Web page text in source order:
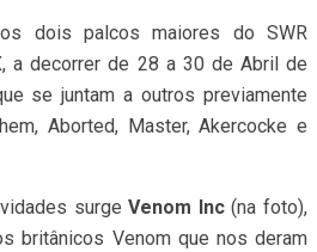
dois palcos maiores do SWR
a decorrer de 28 a 30 de Abril de
se juntam a outros previamente
Aborted, Master, Akercocke e
surgeVenom Inc(na foto),
britânicos Venom que nos deram